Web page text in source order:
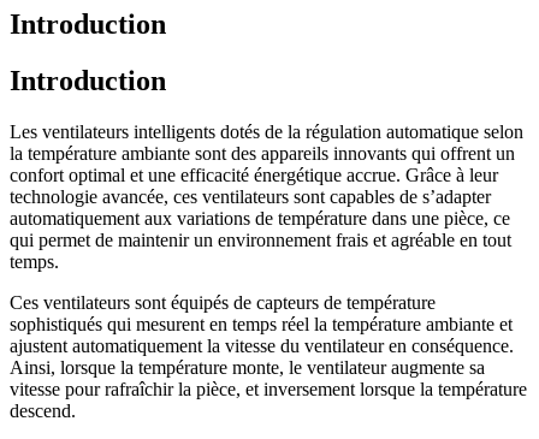
Introduction
Introduction
Les ventilateurs intelligents dotés de la régulation automatique selon
la température ambiante sont des appareils innovants qui offrent un
confort optimal et une efficacité énergétique accrue. Grâce à leur
technologie avancée, ces ventilateurs sont capables de s’adapter
automatiquement aux variations de température dans une pièce, ce
qui permet de maintenir un environnement frais et agréable en tout
temps.
Ces ventilateurs sont équipés de capteurs de température
sophistiqués qui mesurent en temps réel la température ambiante et
ajustent automatiquement la vitesse du ventilateur en conséquence.
Ainsi, lorsque la température monte, le ventilateur augmente sa
vitesse pour rafraîchir la pièce, et inversement lorsque la température
descend.